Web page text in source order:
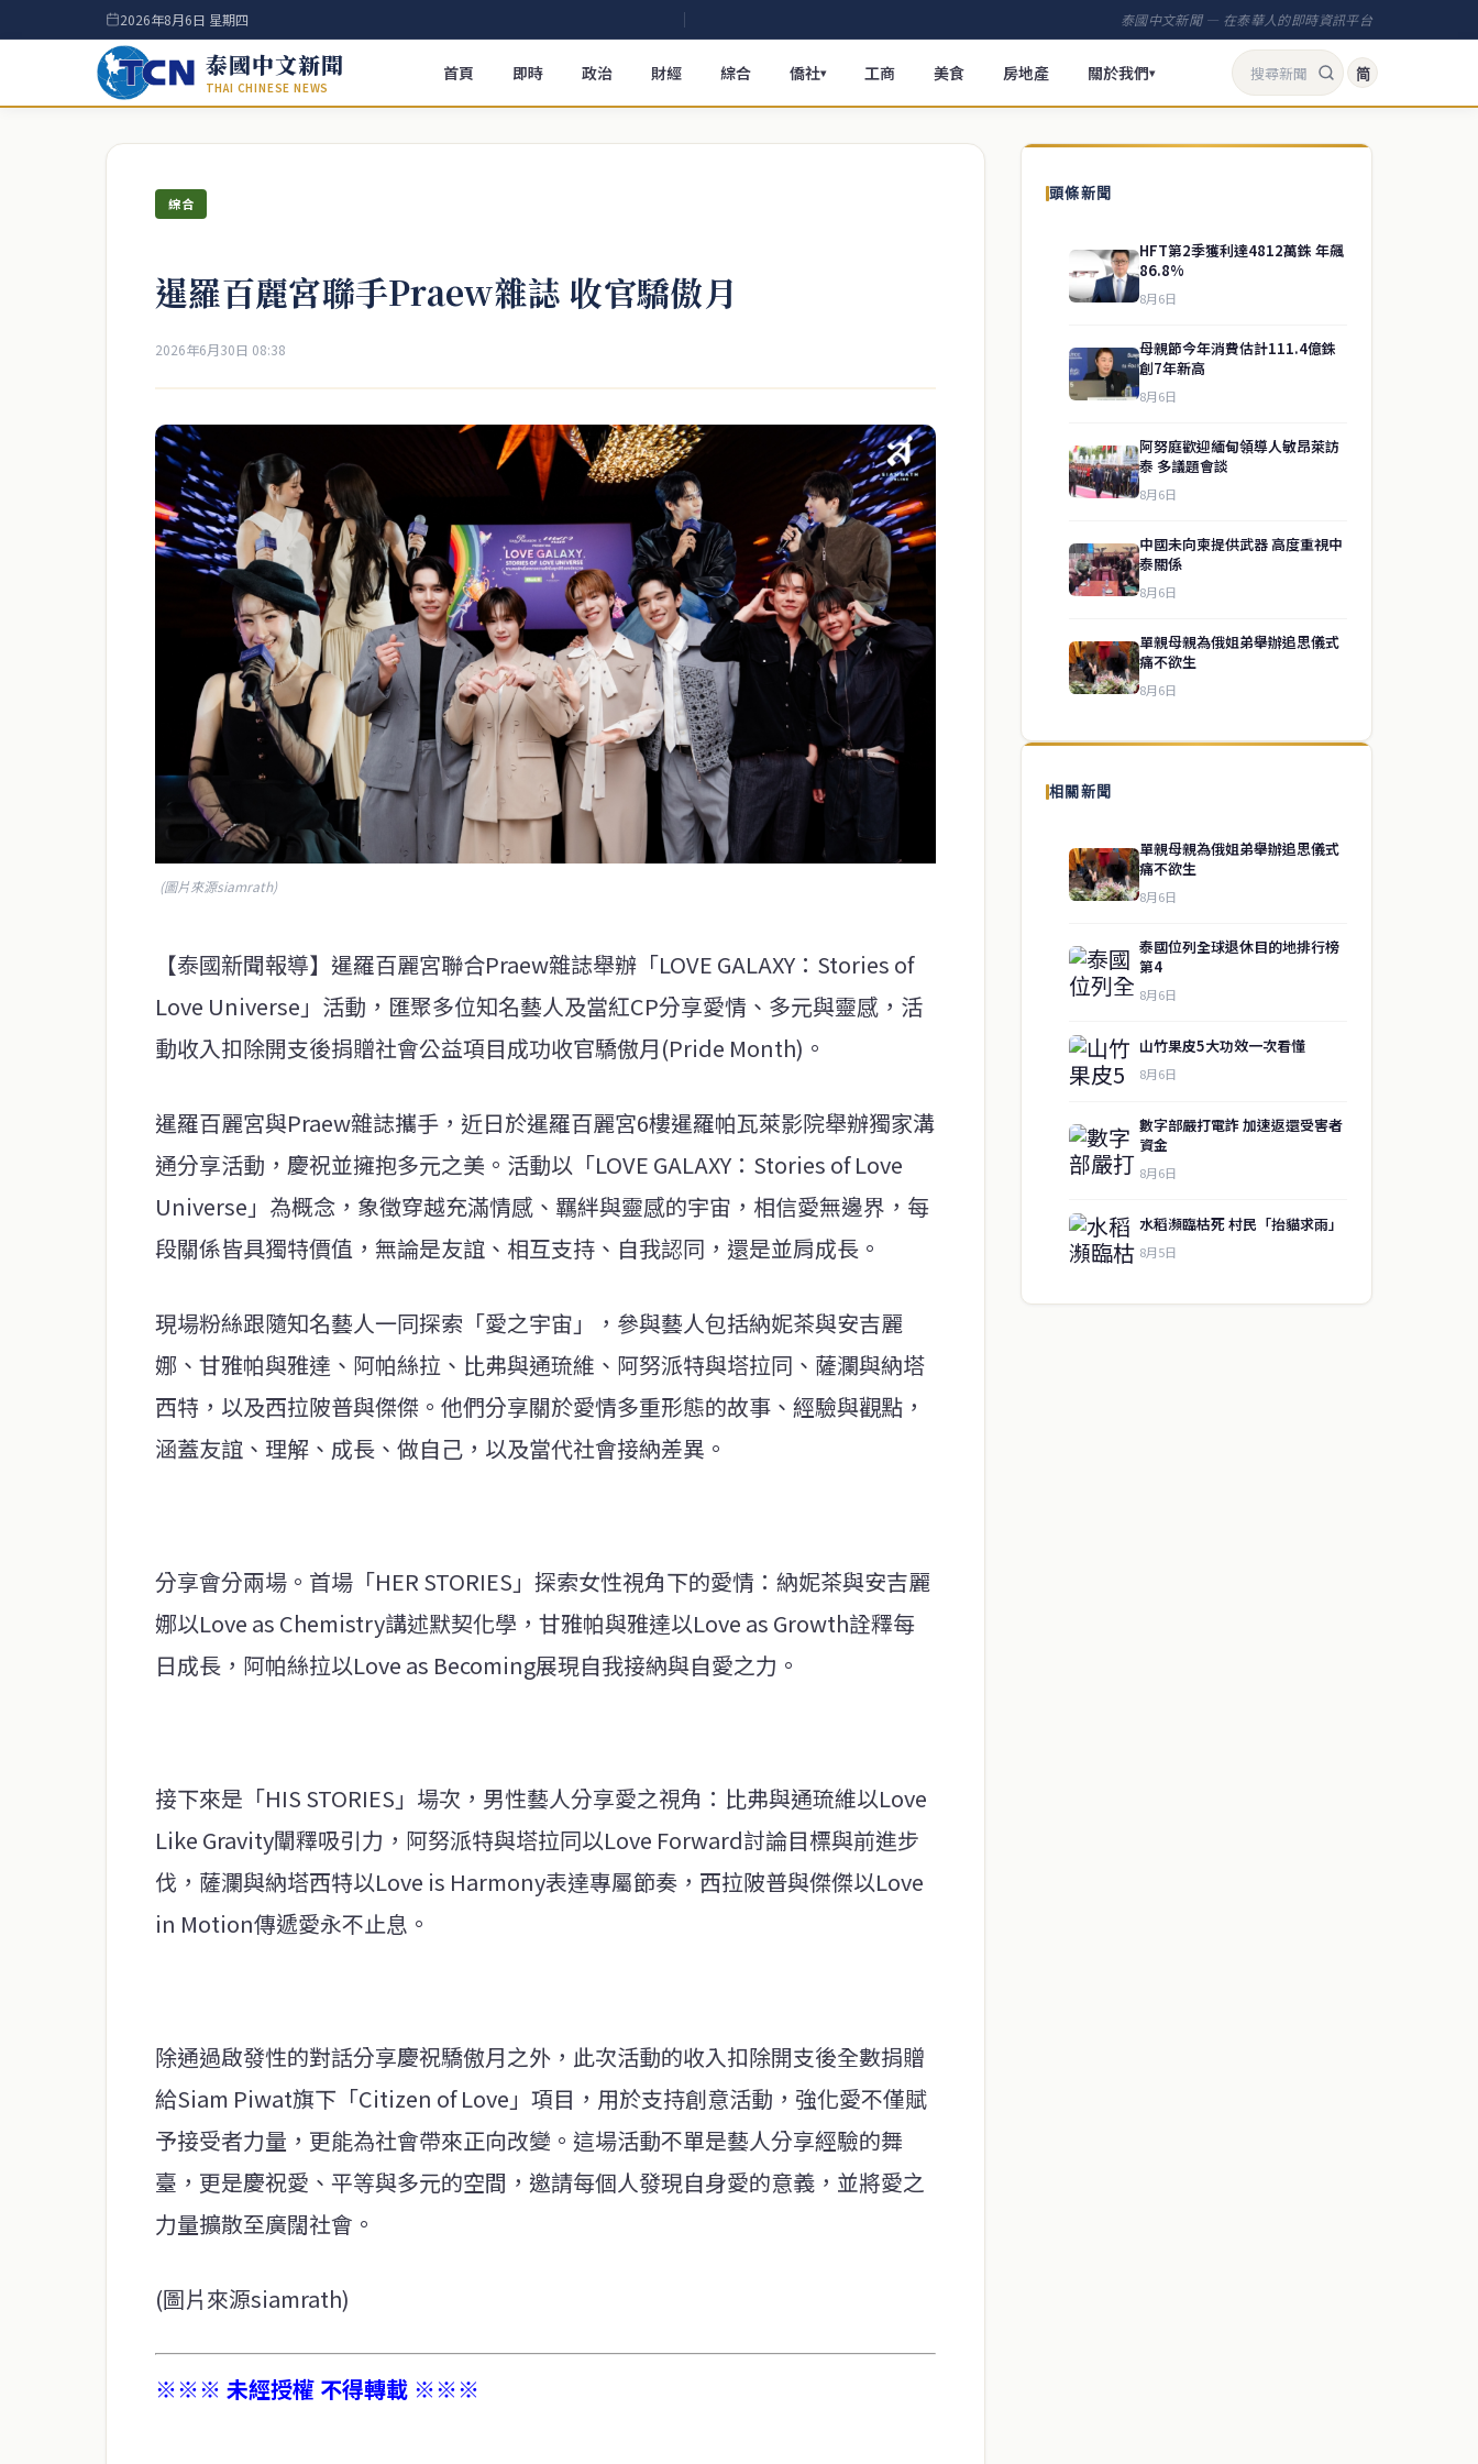
2026年8月6日 星期四 泰國中文新聞 — 在泰華人的即時資訊平台
泰國中文新聞
THAI CHINESE NEWS
首頁 即時 政治 財經 綜合 僑社▾ 工商 美食 房地產 關於我們▾ 简
綜合
暹羅百麗宮聯手Praew雜誌 收官驕傲月
2026年6月30日 08:38
(圖片來源siamrath)
【泰國新聞報導】暹羅百麗宮聯合Praew雜誌舉辦「LOVE GALAXY：Stories of
Love Universe」活動，匯聚多位知名藝人及當紅CP分享愛情、多元與靈感，活
動收入扣除開支後捐贈社會公益項目成功收官驕傲月(Pride Month)。
暹羅百麗宮與Praew雜誌攜手，近日於暹羅百麗宮6樓暹羅帕瓦萊影院舉辦獨家溝
通分享活動，慶祝並擁抱多元之美。活動以「LOVE GALAXY：Stories of Love
Universe」為概念，象徵穿越充滿情感、羈絆與靈感的宇宙，相信愛無邊界，每
段關係皆具獨特價值，無論是友誼、相互支持、自我認同，還是並肩成長。
現場粉絲跟隨知名藝人一同探索「愛之宇宙」，參與藝人包括納妮茶與安吉麗
娜、甘雅帕與雅達、阿帕絲拉、比弗與通琉維、阿努派特與塔拉同、薩瀾與納塔
西特，以及西拉陂普與傑傑。他們分享關於愛情多重形態的故事、經驗與觀點，
涵蓋友誼、理解、成長、做自己，以及當代社會接納差異。
分享會分兩場。首場「HER STORIES」探索女性視角下的愛情：納妮茶與安吉麗
娜以Love as Chemistry講述默契化學，甘雅帕與雅達以Love as Growth詮釋每
日成長，阿帕絲拉以Love as Becoming展現自我接納與自愛之力。
接下來是「HIS STORIES」場次，男性藝人分享愛之視角：比弗與通琉維以Love
Like Gravity闡釋吸引力，阿努派特與塔拉同以Love Forward討論目標與前進步
伐，薩瀾與納塔西特以Love is Harmony表達專屬節奏，西拉陂普與傑傑以Love
in Motion傳遞愛永不止息。
除通過啟發性的對話分享慶祝驕傲月之外，此次活動的收入扣除開支後全數捐贈
給Siam Piwat旗下「Citizen of Love」項目，用於支持創意活動，強化愛不僅賦
予接受者力量，更能為社會帶來正向改變。這場活動不單是藝人分享經驗的舞
臺，更是慶祝愛、平等與多元的空間，邀請每個人發現自身愛的意義，並將愛之
力量擴散至廣闊社會。
(圖片來源siamrath)
※※※ 未經授權 不得轉載 ※※※
頭條新聞
HFT第2季獲利達4812萬銖 年飆
86.8%
8月6日
母親節今年消費估計111.4億銖
創7年新高
8月6日
阿努庭歡迎緬甸領導人敏昂萊訪
泰 多議題會談
8月6日
中國未向柬提供武器 高度重視中
泰關係
8月6日
單親母親為俄姐弟舉辦追思儀式
痛不欲生
8月6日
相關新聞
單親母親為俄姐弟舉辦追思儀式
痛不欲生
8月6日
泰國位列全球退休目的地排行榜
第4
8月6日
山竹果皮5大功效一次看懂
8月6日
數字部嚴打電詐 加速返還受害者
資金
8月6日
水稻瀕臨枯死 村民「抬貓求雨」
8月5日